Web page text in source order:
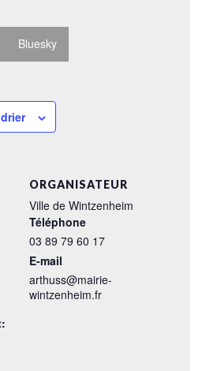
Bluesky
ORGANISATEUR
Ville de Wintzenheim
Téléphone
03 89 79 60 17
E-mail
arthuss@mairie-
wintzenheim.fr